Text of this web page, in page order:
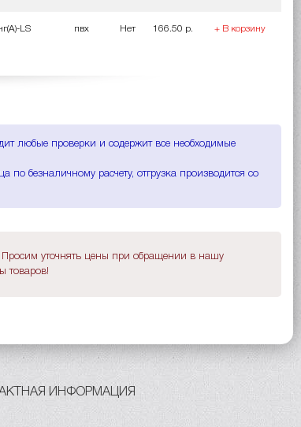
LS пвх Нет 166.50 р. + В корзину
любые проверки и содержит все необходимые
безналичному расчету, отгрузка производится со
уточнять цены при обращении в нашу
товаров!
ИНФОРМАЦИЯ